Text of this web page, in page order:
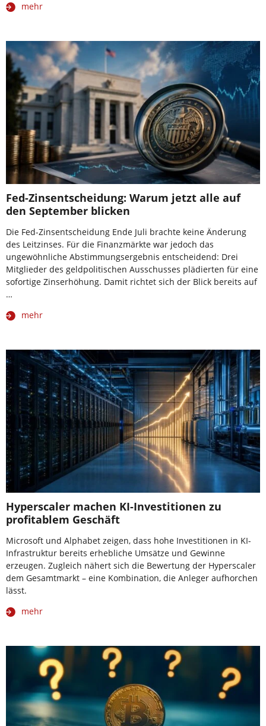
mehr
Fed-Zinsentscheidung: Warum jetzt alle auf
den September blicken
Die Fed-Zinsentscheidung Ende Juli brachte keine Änderung
des Leitzinses. Für die Finanzmärkte war jedoch das
ungewöhnliche Abstimmungsergebnis entscheidend: Drei
Mitglieder des geldpolitischen Ausschusses plädierten für eine
sofortige Zinserhöhung. Damit richtet sich der Blick bereits auf
…
mehr
Hyperscaler machen KI-Investitionen zu
profitablem Geschäft
Microsoft und Alphabet zeigen, dass hohe Investitionen in KI-
Infrastruktur bereits erhebliche Umsätze und Gewinne
erzeugen. Zugleich nähert sich die Bewertung der Hyperscaler
dem Gesamtmarkt – eine Kombination, die Anleger aufhorchen
lässt.
mehr